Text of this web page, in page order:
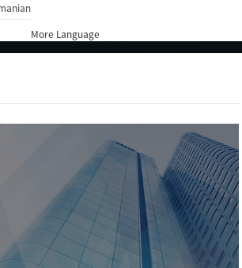
More Language